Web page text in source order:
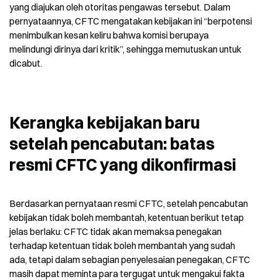
yang diajukan oleh otoritas pengawas tersebut. Dalam
pernyataannya, CFTC mengatakan kebijakan ini “berpotensi
menimbulkan kesan keliru bahwa komisi berupaya
melindungi dirinya dari kritik”, sehingga memutuskan untuk
dicabut.
Kerangka kebijakan baru
setelah pencabutan: batas
resmi CFTC yang dikonfirmasi
Berdasarkan pernyataan resmi CFTC, setelah pencabutan
kebijakan tidak boleh membantah, ketentuan berikut tetap
jelas berlaku: CFTC tidak akan memaksa penegakan
terhadap ketentuan tidak boleh membantah yang sudah
ada, tetapi dalam sebagian penyelesaian penegakan, CFTC
masih dapat meminta para tergugat untuk mengakui fakta